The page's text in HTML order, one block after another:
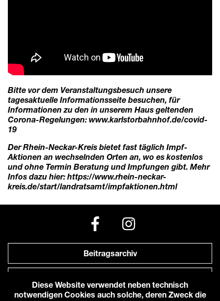
Bitte vor dem Veranstaltungsbesuch unsere
tagesaktuelle Informationsseite besuchen, für
Informationen zu den in unserem Haus geltenden
Corona-Regelungen: www.karlstorbahnhof.de/covid-
19
Der Rhein-Neckar-Kreis bietet fast täglich Impf-
Aktionen an wechselnden Orten an, wo es kostenlos
und ohne Termin Beratung und Impfungen gibt. Mehr
Infos dazu hier: https://www.rhein-neckar-
kreis.de/start/landratsamt/impfaktionen.html
Beitragsarchiv
Diese Website verwendet neben technisch
notwendigen Cookies auch solche, deren Zweck die